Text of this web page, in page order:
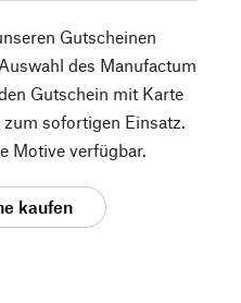
Gutscheinen
des Manufactum
Gutschein mit Karte
sofortigen Einsatz.
Motive verfügbar.
kaufen